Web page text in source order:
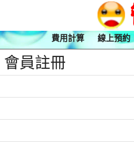
費用計算 線上預約
會員註冊